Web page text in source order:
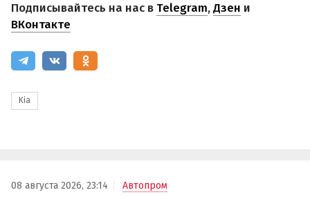
Подписывайтесь на нас в Telegram,Дзен и
ВКонтакте
Kia
08 августа 2026, 23:14 Автопром